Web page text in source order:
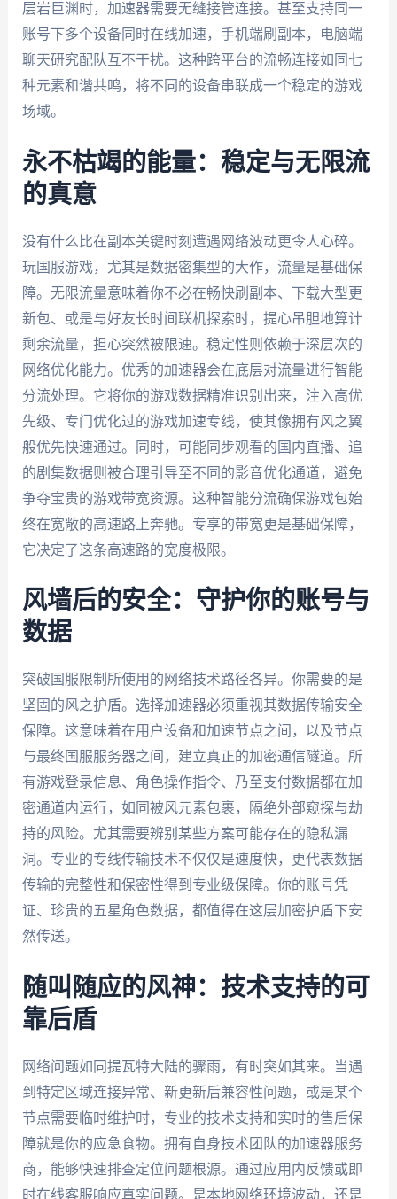
层岩巨渊时，加速器需要无缝接管连接。甚至支持同一
账号下多个设备同时在线加速，手机端刷副本，电脑端
聊天研究配队互不干扰。这种跨平台的流畅连接如同七
种元素和谐共鸣，将不同的设备串联成一个稳定的游戏
场域。
永不枯竭的能量：稳定与无限流
的真意
没有什么比在副本关键时刻遭遇网络波动更令人心碎。
玩国服游戏，尤其是数据密集型的大作，流量是基础保
障。无限流量意味着你不必在畅快刷副本、下载大型更
新包、或是与好友长时间联机探索时，提心吊胆地算计
剩余流量，担心突然被限速。稳定性则依赖于深层次的
网络优化能力。优秀的加速器会在底层对流量进行智能
分流处理。它将你的游戏数据精准识别出来，注入高优
先级、专门优化过的游戏加速专线，使其像拥有风之翼
般优先快速通过。同时，可能同步观看的国内直播、追
的剧集数据则被合理引导至不同的影音优化通道，避免
争夺宝贵的游戏带宽资源。这种智能分流确保游戏包始
终在宽敞的高速路上奔驰。专享的带宽更是基础保障，
它决定了这条高速路的宽度极限。
风墙后的安全：守护你的账号与
数据
突破国服限制所使用的网络技术路径各异。你需要的是
坚固的风之护盾。选择加速器必须重视其数据传输安全
保障。这意味着在用户设备和加速节点之间，以及节点
与最终国服服务器之间，建立真正的加密通信隧道。所
有游戏登录信息、角色操作指令、乃至支付数据都在加
密通道内运行，如同被风元素包裹，隔绝外部窥探与劫
持的风险。尤其需要辨别某些方案可能存在的隐私漏
洞。专业的专线传输技术不仅仅是速度快，更代表数据
传输的完整性和保密性得到专业级保障。你的账号凭
证、珍贵的五星角色数据，都值得在这层加密护盾下安
然传送。
随叫随应的风神：技术支持的可
靠后盾
网络问题如同提瓦特大陆的骤雨，有时突如其来。当遇
到特定区域连接异常、新更新后兼容性问题，或是某个
节点需要临时维护时，专业的技术支持和实时的售后保
障就是你的应急食物。拥有自身技术团队的加速器服务
商，能够快速排查定位问题根源。通过应用内反馈或即
时在线客服响应真实问题。是本地网络环境波动，还是